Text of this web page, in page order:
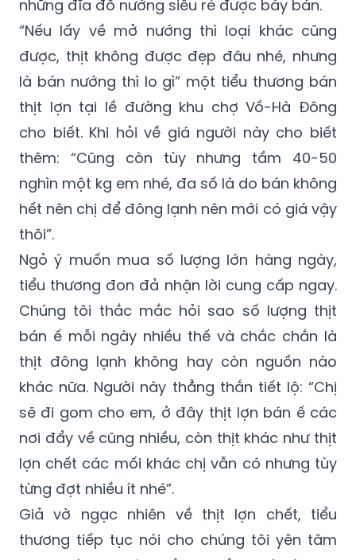
được, thịt không được đẹp đâu nhé, nhưng
là bán nướng thì lo gì” một tiểu thương bán
thịt lợn tại lề đường khu chợ Vồ-Hà Đông
cho biết. Khi hỏi về giá người này cho biết
thêm: “Cũng còn tùy nhưng tầm 40-50
nghìn một kg em nhé, đa số là do bán không
hết nên chị để đông lạnh nên mới có giá vậy
thôi”.
Ngỏ ý muốn mua số lượng lớn hàng ngày,
tiểu thương đon đả nhận lời cung cấp ngay.
Chúng tôi thắc mắc hỏi sao số lượng thịt
bán ế mỗi ngày nhiều thế và chắc chắn là
thịt đông lạnh không hay còn nguồn nào
khác nữa. Người này thẳng thắn tiết lộ: “Chị
sẽ đi gom cho em, ở đây thịt lợn bán ế các
nơi đẩy về cũng nhiều, còn thịt khác như thịt
lợn chết các mối khác chị vẫn có nhưng tùy
từng đợt nhiều ít nhé”.
Giả vờ ngạc nhiên về thịt lợn chết, tiểu
thương tiếp tục nói cho chúng tôi yên tâm
hơn: “Có sao đâu, thỉnh thoảng có vài con
chết, mổ thịt ra cho vào tủ đông bảo quản